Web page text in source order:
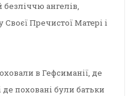
ангелів,
Пречистої Матері і
в Гефсиманії, де
де поховані були батьки